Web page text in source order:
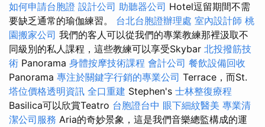
如何申請台胞證 設計公司 助聽器公司 Hotel逗留期間不需
要缺乏通常的瑜伽練習。 台北台胞證辦理處 室內設計師 桃
園搬家公司 我們的客人可以從我們的專業教練那裡汲取不
同級別的私人課程，這些教練可以享受Skybar 北投撥筋技
術 Panorama 身體按摩技術課程 會計公司 餐飲設備回收
Panorama 專注於關鍵字行銷的專業公司 Terrace，而St.
塔位價格透明資訊 全口重建 Stephen's 士林整復療程
Basilica可以欣賞Teatro 台胞證台中 眼下細紋醫美 專業清
潔公司服務 Aria的奇妙景象，這是我們音樂總監構成的運